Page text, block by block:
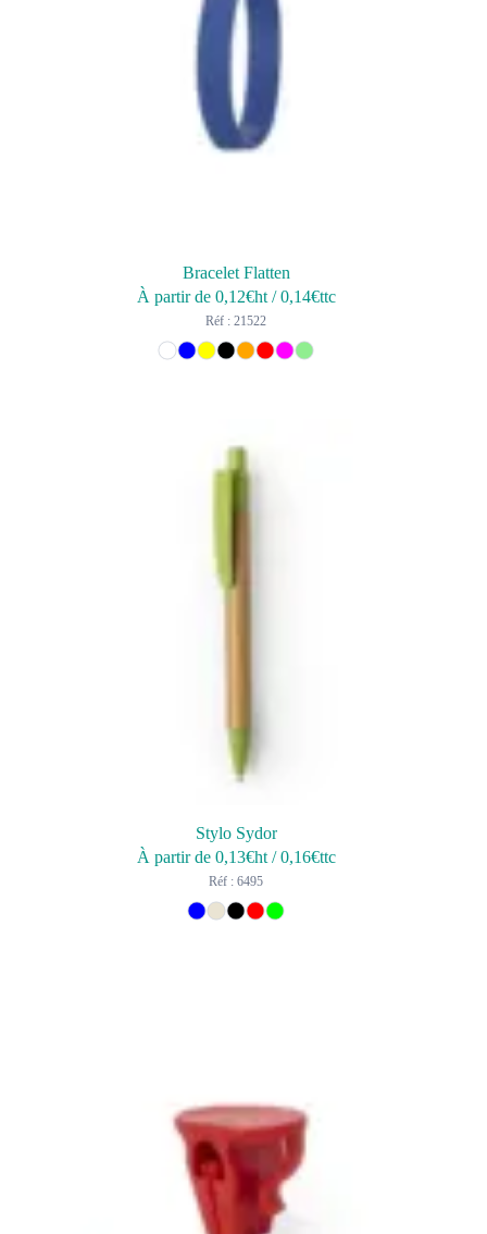
Bracelet Flatten
À partir de 0,12€ht/0,14€ttc
Réf : 21522
Stylo Sydor
À partir de 0,13€ht/0,16€ttc
Réf : 6495